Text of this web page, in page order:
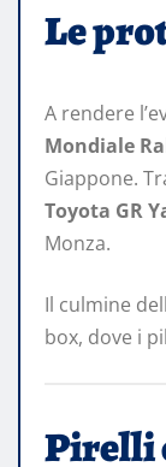
Le
A rendere
Mondiale
Giappone.
Toyota GR
Monza.
Il culmine
box, dove i
Pirelli